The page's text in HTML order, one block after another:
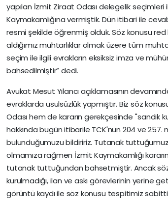
yapılan İzmit Ziraat Odası delegelik
Kaymakamlığına vermiştik. Dün itibari ile
resmi şekilde öğrenmiş olduk. Söz konusu
aldığımız muhtarlıklar olmak üzere tüm
seçim ile ilgili evrakların eksiksiz imza ve
bahsedilmiştir” dedi.
Avukat Mesut Yılancı açıklamasının
evraklarda usulsüzlük yapmıştır. Biz söz
Odası hem de kararın gerekçesinde ''sandık
hakkında bugün itibarile TCK'nun 204 ve
bulunduğumuzu bildiririz. Tutanak
olmamıza rağmen İzmit Kaymakamlığı
tutanak tuttuğundan bahsetmiştir. Ancak söz
kurulmadığı, ilan ve askı görevlerinin
görüntü kaydı ile söz konusu tespitimiz